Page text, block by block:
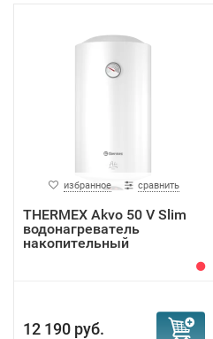
избранное сравнить
THERMEX Akvo 50 V Slim
водонагреватель
накопительный
12 190 руб.